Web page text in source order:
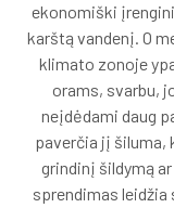
ekonomiški
karštą vandenį. O
klimato zonoje
orams, svarbu,
neįdėdami daug
paverčia jį šiluma,
grindinį šildymą
sprendimas